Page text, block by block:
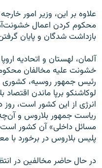
علاوه بر این، وزیر امور
محکوم کردن اعمال
بازداشت شدگان و پایان
آلمان، لهستان و اتحادیه
خشونت علیه مخالفان محکوم
رئیس جمهور روسیه، کشوری
لوکاشنکو برپا ماندن اقتصاد
انرژی از این کشور است، روز
ریاست جمهور بلاروس و
مسائل داخلی» آن کشور است،
پلیس بلاروس در برخورد با
در حال حاضر مخالفین در